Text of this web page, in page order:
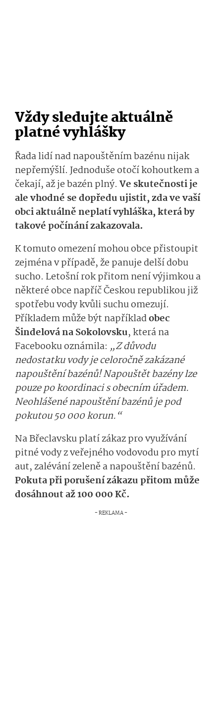
Vždy sledujte aktuálně
platné vyhlášky
Řada lidí nad napouštěním bazénu nijak
nepřemýšlí. Jednoduše otočí kohoutkem a
čekají, až je bazén plný. Ve skutečnosti je
ale vhodné se dopředu ujistit, zda ve vaší
obci aktuálně neplatí vyhláška, která by
takové počínání zakazovala.
K tomuto omezení mohou obce přistoupit
zejména v případě, že panuje delší dobu
sucho. Letošní rok přitom není výjimkou a
některé obce napříč Českou republikou již
spotřebu vody kvůli suchu omezují.
Příkladem může být napříkladobec
Šindelová na Sokolovsku, která na
Facebooku oznámila: „Z důvodu
nedostatku vody je celoročně zakázané
napouštění bazénů! Napouštět bazény lze
pouze po koordinaci s obecním úřadem.
Neohlášené napouštění bazénů je pod
pokutou 50 000 korun.“
Na Břeclavsku platí zákaz pro využívání
pitné vody z veřejného vodovodu pro mytí
aut, zalévání zeleně a napouštění bazénů.
Pokuta při porušení zákazu přitom může
dosáhnout až 100 000 Kč.